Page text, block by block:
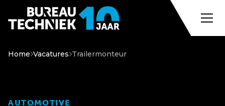
Home Vacatures Trailermonteur
AUTOMOTIVE